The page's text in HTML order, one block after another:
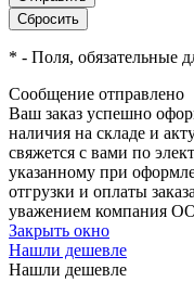
* - Поля, обязательные
Сообщение отправлено
Ваш заказ успешно
наличия на складе и
свяжется с вами по
указанному при
отгрузки и оплаты
уважением компания
Закрыть окно
Нашли дешевле
Нашли дешевле